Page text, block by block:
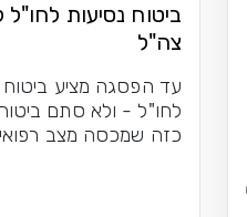
ביטוח נסיעות לחו"ל
צה"ל
עד הפסגה מציע ביטוח
לחו"ל - ולא סתם
כזה שמכסה מצב רפואי